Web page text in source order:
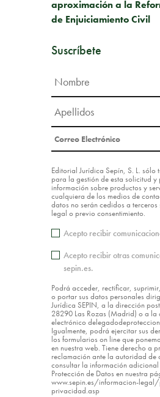
aproximación a la
de Enjuiciamiento Civil
Suscríbete
Editorial Jurídica Sepín, S. L. sólo
para la gestión de esta solicitud
información sobre productos y
cualquiera de los medios de
datos no serán cedidos a
legal o previo consentimiento.
Acepto recibir
Acepto recibir otras
sepin.es.
Podrá acceder, rectificar,
o portar sus datos personales
Jurídica SEPIN, a la dirección
28290 Las Rozas (Madrid) o a la
electrónico
Igualmente, podrá ejercitar sus
los formularios on line que
en nuestra web. Tiene derecho a
reclamación ante la autoridad de
consultar la información
Protección de Datos en nuestra
www.sepin.es/informacion-
privacidad.asp